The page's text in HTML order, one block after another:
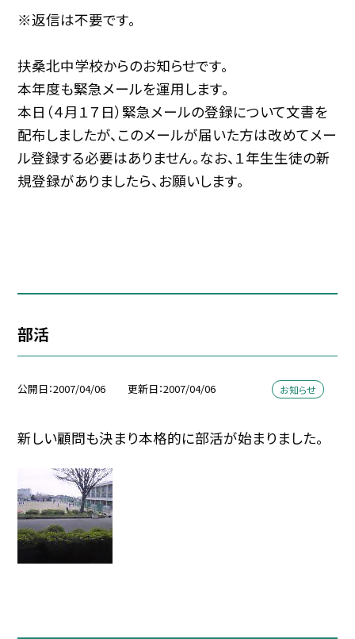
※返信は不要です。
扶桑北中学校からのお知らせです。
本年度も緊急メールを運用します。
本日（４月１７日）緊急メールの登録について文書を
配布しましたが、このメールが届いた方は改めてメー
ル登録する必要はありません。なお、１年生生徒の新
規登録がありましたら、お願いします。
部活
公開日 2007/04/06 更新日 2007/04/06 お知らせ
新しい顧問も決まり本格的に部活が始まりました。